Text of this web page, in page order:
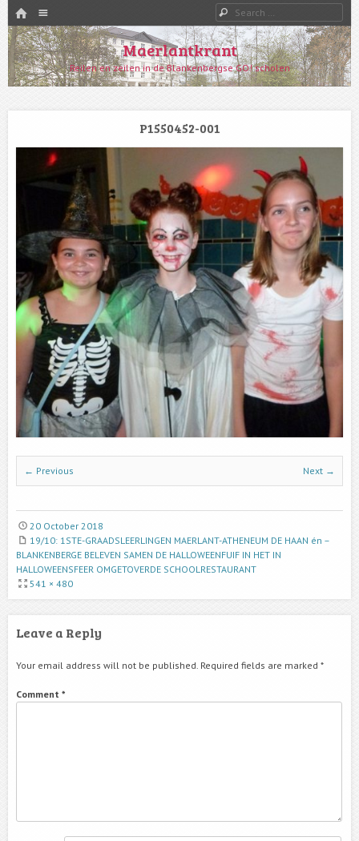
HOME
SKIP TO CONTENT
Search
Maerlantkrant
Reilen en zeilen in de Blankenbergse GO! scholen
P1550452-001
← Previous Next →
20 October 2018
19/10: 1STE-GRAADSLEERLINGEN MAERLANT-ATHENEUM DE HAAN én –
BLANKENBERGE BELEVEN SAMEN DE HALLOWEENFUIF IN HET IN
HALLOWEENSFEER OMGETOVERDE SCHOOLRESTAURANT
541 × 480
Leave a Reply
Your email address will not be published. Required fields are marked *
Comment *